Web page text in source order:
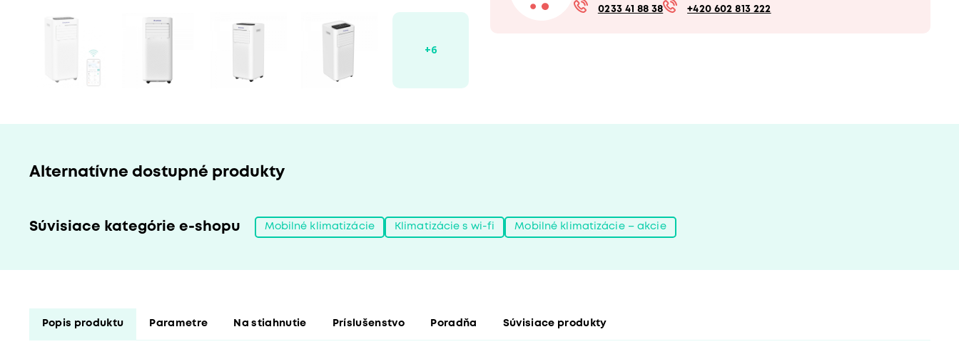
0233 41 88 38 +420 602 813 222
Alternatívne dostupné produkty
Súvisiace kategórie e-shopu Mobilné klimatizácie Klimatizácie s wi-fi Mobilné klimatizácie – akcie
Popis produktu Parametre Na stiahnutie Príslušenstvo Poradňa Súvisiace produkty